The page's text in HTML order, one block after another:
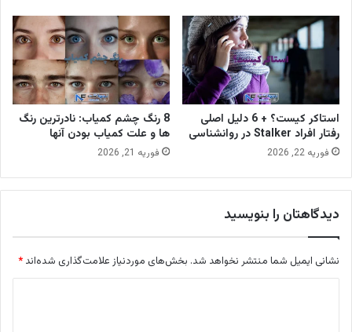
استاکر کیست؟ + 6 دلیل اصلی
رفتار افراد Stalker در روانشناسی
فوریه 22, 2026
8 رنگ چشم کمیاب: نادرترین رنگ
ها و علت کمیاب بودن آنها
فوریه 21, 2026
دیدگاهتان را بنویسید
نشانی ایمیل شما منتشر نخواهد شد. بخش‌های موردنیاز علامت‌گذاری شده‌اند *